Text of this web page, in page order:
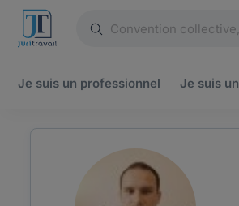
Je suis un professionnel Je suis un